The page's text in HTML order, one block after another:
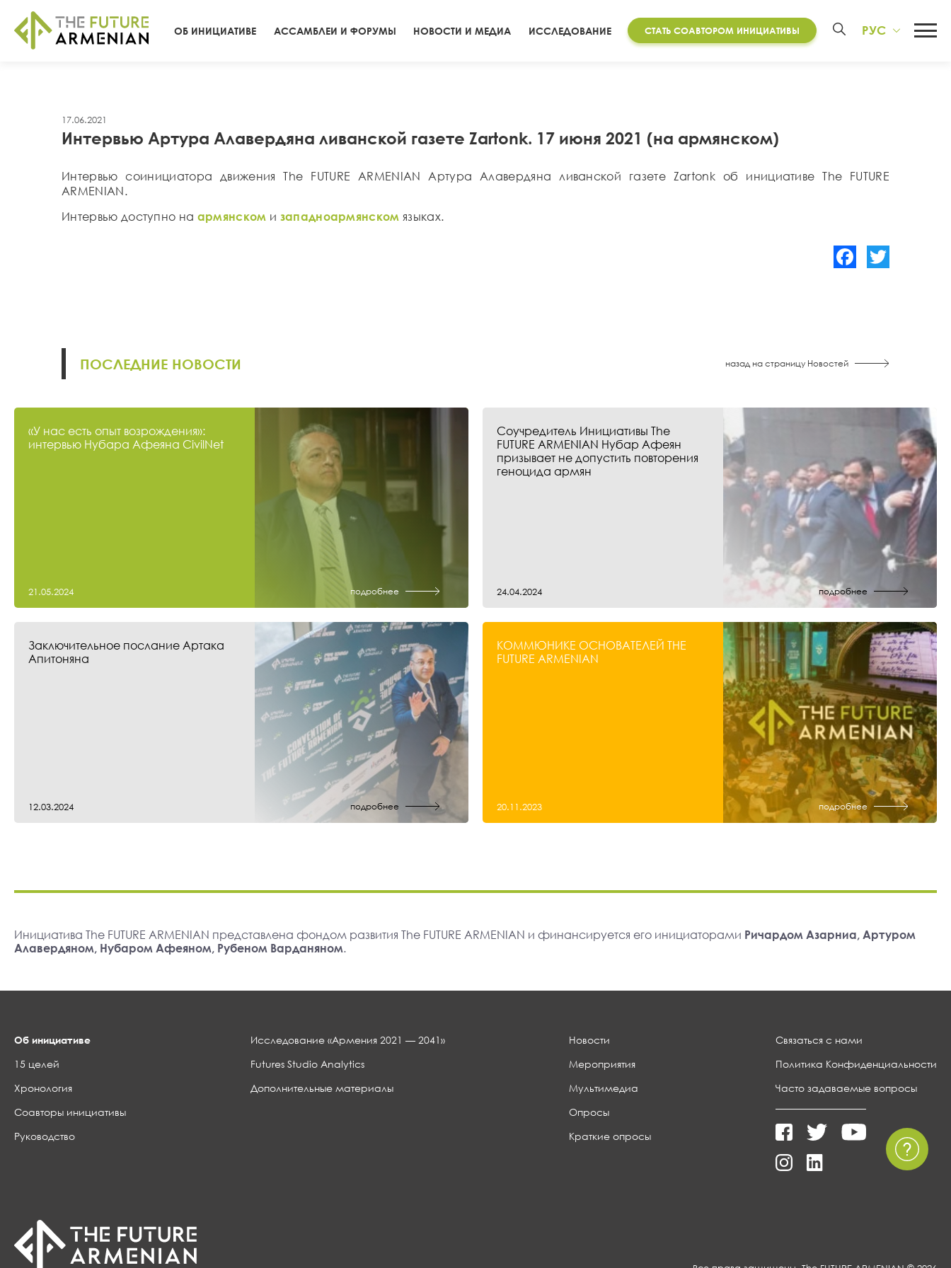
ОБ ИНИЦИАТИВЕ АССАМБЛЕИ И ФОРУМЫ НОВОСТИ И МЕДИА ИССЛЕДОВАНИЕ СТАТЬ СОАВТОРОМ ИНИЦИАТИВЫ РУС
17.06.2021
Интервью Артура Алавердяна ливанской газете Zartonk. 17 июня 2021 (на армянском)
Интервью соинициатора движения The FUTURE ARMENIAN Артура Алавердяна ливанской газете Zartonk об инициативе The FUTURE
ARMENIAN.
Интервью доступно на армянском и западноармянском языках.
ПОСЛЕДНИЕ НОВОСТИ назад на страницу Новостей
«У нас есть опыт возрождения»:
интервью Нубара Афеяна CivilNet
21.05.2024 подробнее
Соучредитель Инициативы The
FUTURE ARMENIAN Нубар Афеян
призывает не допустить повторения
геноцида армян
24.04.2024 подробнее
Заключительное послание Артака
Апитоняна
12.03.2024 подробнее
КОММЮНИКЕ ОСНОВАТЕЛЕЙ THE
FUTURE ARMENIAN
20.11.2023 подробнее
Инициатива The FUTURE ARMENIAN представлена фондом развития The FUTURE ARMENIAN и финансируется его инициаторами Ричардом Азарниа, Артуром
Алавердяном, Нубаром Афеяном, Рубеном Варданяном.
Об инициативе
15 целей
Хронология
Соавторы инициативы
Руководство
Исследование «Армения 2021 — 2041»
Futures Studio Analytics
Дополнительные материалы
Новости
Мероприятия
Мультимедиа
Опросы
Краткие опросы
Связаться с нами
Политика Конфиденциальности
Часто задаваемые вопросы